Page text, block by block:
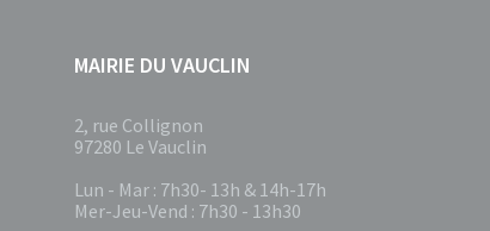
MAIRIE DU VAUCLIN
2, rue Collignon
97280 Le Vauclin
Lun - Mar : 7h30- 13h & 14h-17h
Mer-Jeu-Vend : 7h30 - 13h30